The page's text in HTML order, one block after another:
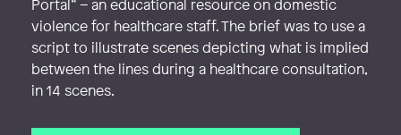
Portal” – an educational resource on domestic
violence for healthcare staff. The brief was to use a
script to illustrate scenes depicting what is implied
between the lines during a healthcare consultation,
in 14 scenes.